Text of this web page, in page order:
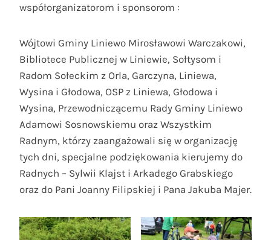
współorganizatorom i sponsorom :
Wójtowi Gminy Liniewo Mirosławowi Warczakowi,
Bibliotece Publicznej w Liniewie, Sołtysom i
Radom Sołeckim z Orla, Garczyna, Liniewa,
Wysina i Głodowa, OSP z Liniewa, Głodowa i
Wysina, Przewodniczącemu Rady Gminy Liniewo
Adamowi Sosnowskiemu oraz Wszystkim
Radnym, którzy zaangażowali się w organizację
tych dni, specjalne podziękowania kierujemy do
Radnych – Sylwii Klajst i Arkadego Grabskiego
oraz do Pani Joanny Filipskiej i Pana Jakuba Majer.